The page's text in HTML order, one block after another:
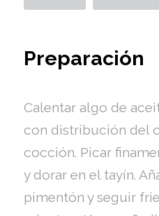
Preparación
Calentar algo de
con distribución del
cocción. Picar
y dorar en el tayín.
pimentón y seguir